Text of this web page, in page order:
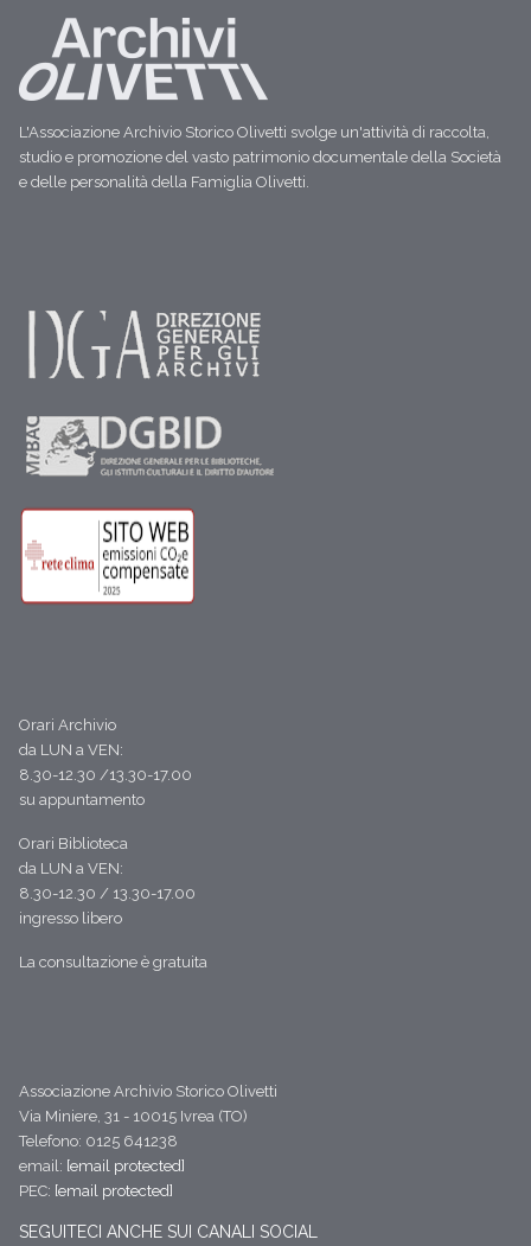
L'Associazione Archivio Storico Olivetti svolge un'attività di raccolta,
studio e promozione del vasto patrimonio documentale della Società
e delle personalità della Famiglia Olivetti.
Orari Archivio
da LUN a VEN:
8.30-12.30 /13.30-17.00
su appuntamento
Orari Biblioteca
da LUN a VEN:
8.30-12.30 / 13.30-17.00
ingresso libero
La consultazione è gratuita
Associazione Archivio Storico Olivetti
Via Miniere, 31 - 10015 Ivrea (TO)
Telefono: 0125 641238
email: [email protected]
PEC: [email protected]
SEGUITECI ANCHE SUI CANALI SOCIAL